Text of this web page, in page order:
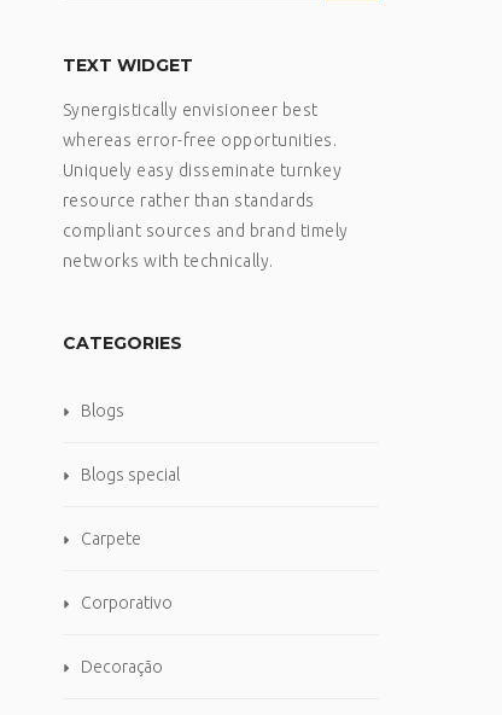
TEXT WIDGET
Synergistically envisioneer best
whereas error-free opportunities.
Uniquely easy disseminate turnkey
resource rather than standards
compliant sources and brand timely
networks with technically.
CATEGORIES
Blogs
Blogs special
Carpete
Corporativo
Decoração